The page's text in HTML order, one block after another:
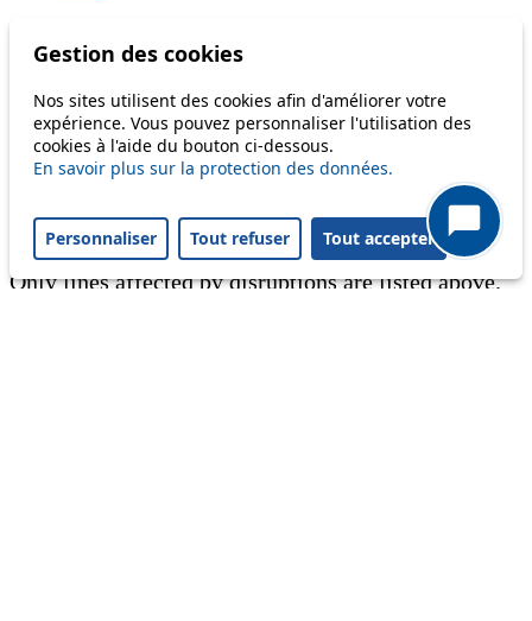
Status
Information
Ongoing disruption
Reset filters
Only lines affected by disruptions are listed above.
Gestion des cookies
Nos sites utilisent des cookies afin d'améliorer votre
expérience. Vous pouvez personnaliser l'utilisation des
cookies à l'aide du bouton ci-dessous.
En savoir plus sur la protection des données.
Personnaliser Tout refuser Tout accepter